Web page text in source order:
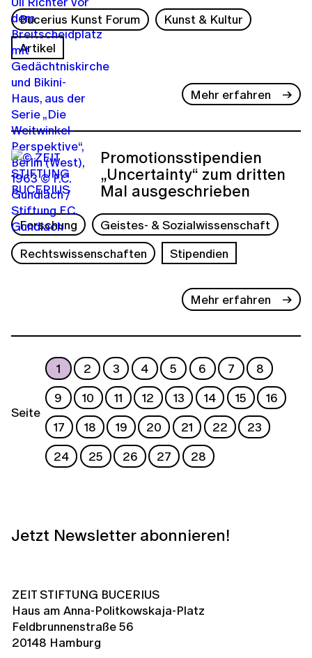
Bucerius Kunst Forum
Kunst & Kultur
Artikel
Mehr erfahren
Promotionsstipendien
„Uncertainty“ zum dritten
Mal ausgeschrieben
Forschung
Geistes- & Sozialwissenschaft
Rechtswissenschaften
Stipendien
Mehr erfahren
Seite
1 2 3 4 5 6 7
8
9
10 11 12 13 14 15
16
17
18 19 20 21 22
23
24
25 26 27 28
Jetzt Newsletter abonnieren!
ZEIT STIFTUNG BUCERIUS
Haus am Anna-Politkowskaja-Platz
Feldbrunnenstraße 56
20148 Hamburg